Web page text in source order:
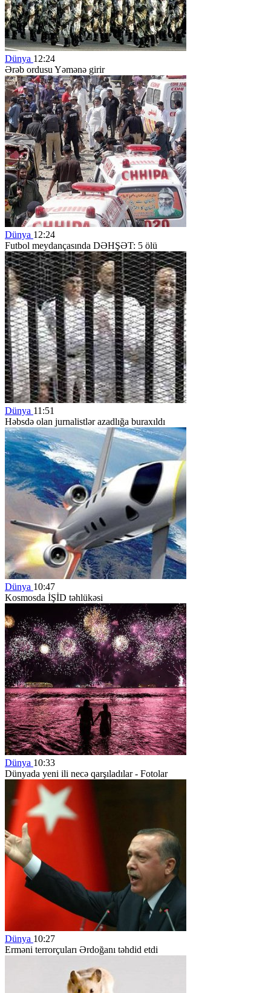
Dünya 12:24
Ərəb ordusu Yəmənə girir
Dünya 12:24
Futbol meydançasında DƏHŞƏT: 5 ölü
Dünya 11:51
Həbsdə olan jurnalistlər azadlığa buraxıldı
Dünya 10:47
Kosmosda İŞİD təhlükəsi
Dünya 10:33
Dünyada yeni ili necə qarşıladılar - Fotolar
Dünya 10:27
Erməni terrorçuları Ərdoğanı təhdid etdi